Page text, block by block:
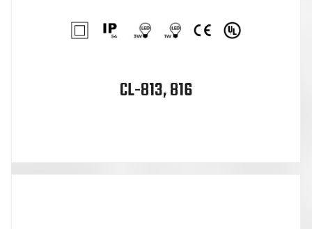
CL-813, 816